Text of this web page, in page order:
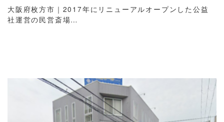
大阪府枚方市｜2017年にリニューアルオープンした公益
社運営の民営斎場…